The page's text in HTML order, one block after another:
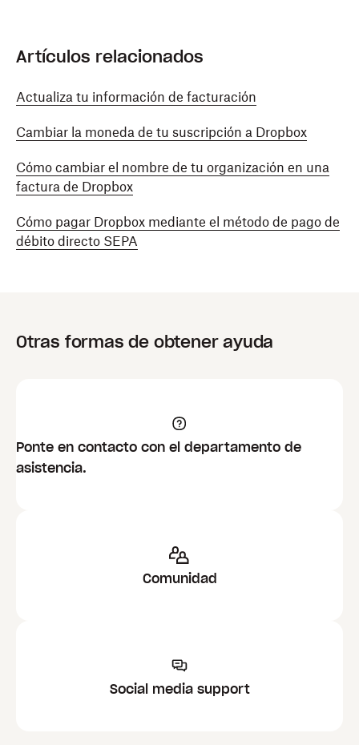
Artículos relacionados
Actualiza tu información de facturación
Cambiar la moneda de tu suscripción a Dropbox
Cómo cambiar el nombre de tu organización en una
factura de Dropbox
Cómo pagar Dropbox mediante el método de pago de
débito directo SEPA
Otras formas de obtener ayuda
Ponte en contacto con el departamento de
asistencia.
Comunidad
Social media support